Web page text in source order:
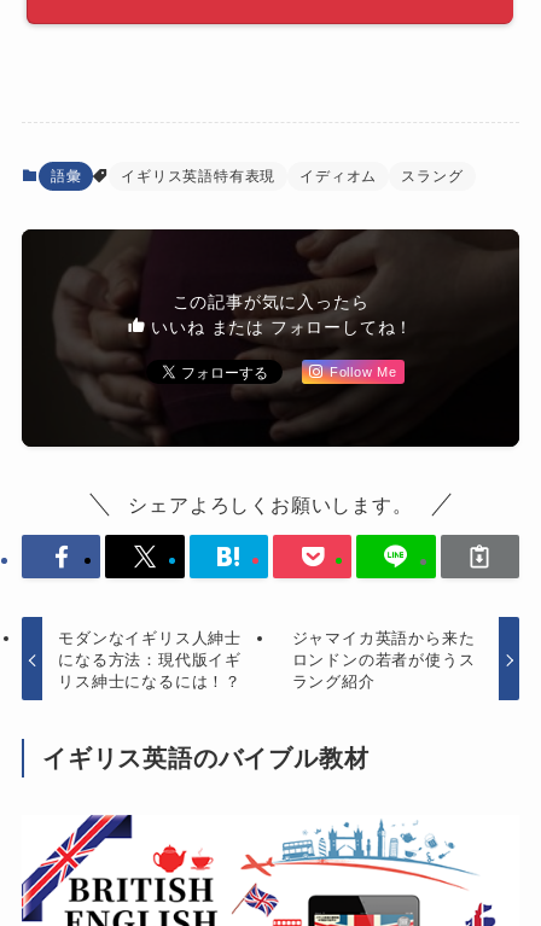
語彙 イギリス英語特有表現 イディオム スラング
この記事が気に入ったら
いいね または フォローしてね！
Follow Me
シェアよろしくお願いします。
モダンなイギリス人紳士
になる方法：現代版イギ
リス紳士になるには！？
ジャマイカ英語から来た
ロンドンの若者が使うス
ラング紹介
イギリス英語のバイブル教材